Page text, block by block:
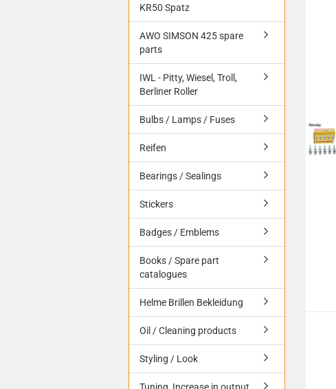
KR50 Spatz
AWO SIMSON 425 spare
parts
IWL - Pitty, Wiesel, Troll,
Berliner Roller
Bulbs / Lamps / Fuses
Reifen
Bearings / Sealings
Stickers
Badges / Emblems
Books / Spare part
catalogues
Helme Brillen Bekleidung
Oil / Cleaning products
Styling / Look